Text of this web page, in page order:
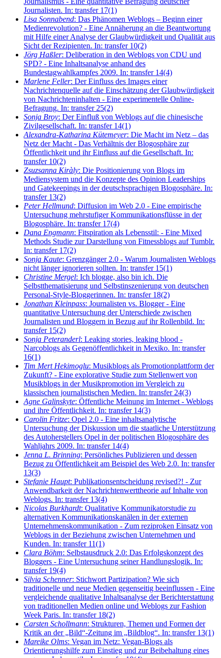
Journalisten. In: transfer 17(1)
Lisa Sonnabend: Das Phänomen Weblogs – Beginn einer
Medienrevolution? - Eine Annäherung an die Beantwortung
mit Hilfe einer Analyse der Glaubwürdigkeit und Qualität aus
Sicht der Rezipienten. In: transfer 10(2)
Jörg Haßler: Deliberation in den Weblogs von CDU und
SPD? - Eine Inhaltsanalyse anhand des
Bundestagwahlkampfes 2009. In: transfer 14(4)
Marlene Feller: Der Einfluss des Images einer
Nachrichtenquelle auf die Einschätzung der Glaubwürdigkeit
von Nachrichteninhalten - Eine experimentelle Online-
Befragung. In: transfer 25(2)
Sonja Broy: Der Einfluß von Weblogs auf die chinesische
Zivilgesellschaft. In: transfer 14(1)
Alexandra-Katharina Kütemeyer: Die Macht im Netz – das
Netz der Macht - Das Verhältnis der Blogosphäre zur
Öffentlichkeit und ihr Einfluss auf die Gesellschaft. In:
transfer 10(2)
Zsuzsanna Kiràly: Die Positionierung von Blogs im
Mediensystem und die Konzepte des Opinion Leaderships
und Gatekeepings in der deutschsprachigen Blogosphäre. In:
transfer 13(2)
Peter Hellmund: Diffusion im Web 2.0 - Eine empirische
Untersuchung mehrstufiger Kommunikationsflüsse in der
Blogosphäre. In: transfer 17(4)
Dana Engmann: Fitspiration als Lebensstil: - Eine Mixed
Methods Studie zur Darstellung von Fitnessblogs auf Tumblr.
In: transfer 17(2)
Sonja Kaute: Grenzgänger 2.0 - Warum Journalisten Weblogs
nicht länger ignorieren sollten. In: transfer 15(1)
Christine Mergel: Ich blogge, also bin ich. Die
Selbstthematisierung und Selbstinszenierung von deutschen
Personal-Style-Bloggerinnen. In: transfer 18(2)
Jonathan Kleinpass: Journalisten vs. Blogger - Eine
quantitative Untersuchung der Unterschiede zwischen
Journalisten und Bloggern in Bezug auf ihr Rollenbild. In:
transfer 15(2)
Sonja Peteranderl: Leaking stories, leaking blood -
Narcoblogs als Gegenöffentlichkeit in Mexiko. In: transfer
16(1)
Tim Mert Hekimoglu: Musikblogs als Promotionplattform der
Zukunft? - Eine explorative Studie zum Stellenwert von
Musikblogs in der Musikpromotion im Vergleich zu
klassischen journalistischen Medien. In: transfer 24(3)
Agne Galinskyte: Öffentliche Meinung im Internet - Weblogs
und ihre Öffentlichkeit. In: transfer 14(3)
Carolin Fritze: Opel 2.0 - Eine inhaltsanalytische
Untersuchung der Diskussion um die staatliche Unterstützung
des Autoherstellers Opel in der politischen Blogosphäre des
Wahljahrs 2009. In: transfer 14(4)
Jenna L. Brinning: Persönliches Publizieren und dessen
Bezug zu Öffentlichkeit am Beispiel des Web 2.0. In: transfer
13(3)
Stefanie Haupt: Publikationsentscheidung revised?! - Zur
Anwendbarkeit der Nachrichtenwerttheorie auf Inhalte von
Weblogs. In: transfer 13(4)
Nicolas Burkhardt: Qualitative Kommunikatorstudie zu
alternativen Kommunikationskanälen in der externen
Unternehmenskommunikation - Zum reziproken Einsatz von
Weblogs in der Beziehung zwischen Unternehmen und
Kunden. In: transfer 11(1)
Clara Böhm: Selbstausdruck 2.0: Das Erfolgskonzept des
Bloggers - Eine Untersuchung seiner Handlungslogik. In:
transfer 19(4)
Silvia Schenner: Stichwort Partizipation? Wie sich
traditionelle und neue Medien gegenseitig beeinflussen - Eine
vergleichende qualitative Inhaltsanalyse der Berichterstattung
von traditionellen Medien online und Weblogs zur Fashion
Week Paris. In: transfer 18(2)
Carsten Schollmann: Strukturen, Themen und Formen der
Kritik an der „Bild“-Zeitung im „Bildblog“. In: transfer 13(1)
Mareike Olms: Vegan im Netz: Vegan-Blogs als
Orientierungshilfe zum Einstieg und zur Beibehaltung eines